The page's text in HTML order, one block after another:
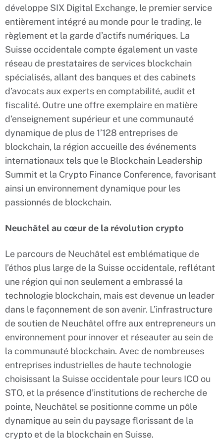
développe SIX Digital Exchange, le premier service
entièrement intégré au monde pour le trading, le
règlement et la garde d’actifs numériques. La
Suisse occidentale compte également un vaste
réseau de prestataires de services blockchain
spécialisés, allant des banques et des cabinets
d’avocats aux experts en comptabilité, audit et
fiscalité. Outre une offre exemplaire en matière
d’enseignement supérieur et une communauté
dynamique de plus de 1’128 entreprises de
blockchain, la région accueille des événements
internationaux tels que le Blockchain Leadership
Summit et la Crypto Finance Conference, favorisant
ainsi un environnement dynamique pour les
passionnés de blockchain.
Neuchâtel au cœur de la révolution crypto
Le parcours de Neuchâtel est emblématique de
l’éthos plus large de la Suisse occidentale, reflétant
une région qui non seulement a embrassé la
technologie blockchain, mais est devenue un leader
dans le façonnement de son avenir. L’infrastructure
de soutien de Neuchâtel offre aux entrepreneurs un
environnement pour innover et réseauter au sein de
la communauté blockchain. Avec de nombreuses
entreprises industrielles de haute technologie
choisissant la Suisse occidentale pour leurs ICO ou
STO, et la présence d’institutions de recherche de
pointe, Neuchâtel se positionne comme un pôle
dynamique au sein du paysage florissant de la
crypto et de la blockchain en Suisse.